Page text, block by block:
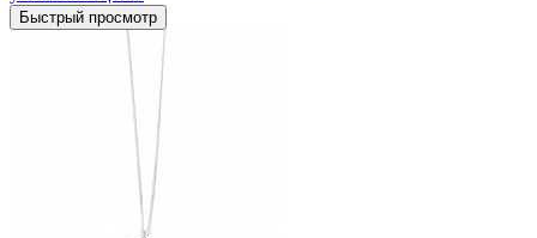
Быстрый просмотр